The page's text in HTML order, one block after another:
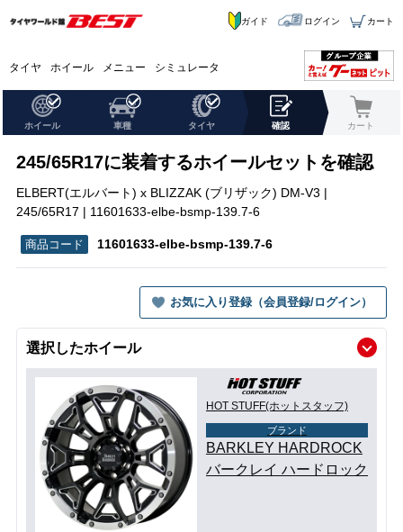
タイヤ ホイール メニュー シミュレータ
ガイド ログイン カート
ホイール 車種 タイヤ 確認 カート
245/65R17に装着するホイールセットを確認
ELBERT(エルバート) x BLIZZAK (ブリザック) DM-V3 |
245/65R17 | 11601633-elbe-bsmp-139.7-6
11601633-elbe-bsmp-139.7-6
お気に入り登録（会員登録/ログイン）
選択したホイール
HOT STUFF(ホットスタッフ)
ブランド
BARKLEY HARDROCK
バークレイ ハードロック